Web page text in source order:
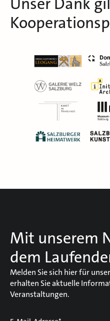
Mit unserem
dem
Melden Sie sich hier für
erhalten Sie aktuelle
Veranstaltungen.